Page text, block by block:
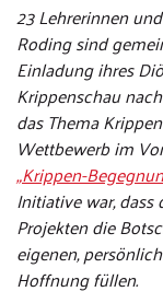
23 Lehrerinnen
Roding sind
Einladung ihres
Krippenschau
das Thema
Wettbewerb im
„Krippen-
Initiative war,
Projekten die
eigenen,
Hoffnung füllen.